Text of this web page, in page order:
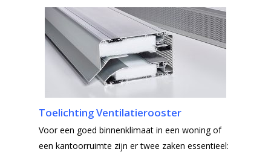
Toelichting Ventilatierooster
Voor een goed binnenklimaat in een woning of
een kantoorruimte zijn er twee zaken essentieel: